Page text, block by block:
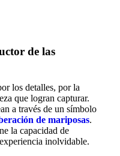
de las
los detalles, por la
que logran capturar.
a través de un símbolo
de mariposas.
la capacidad de
inolvidable.